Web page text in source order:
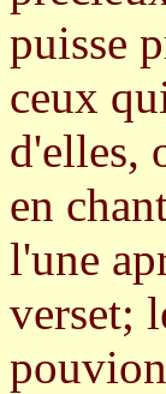
puisse
ceux
d'elles,
en
l'une
verset;